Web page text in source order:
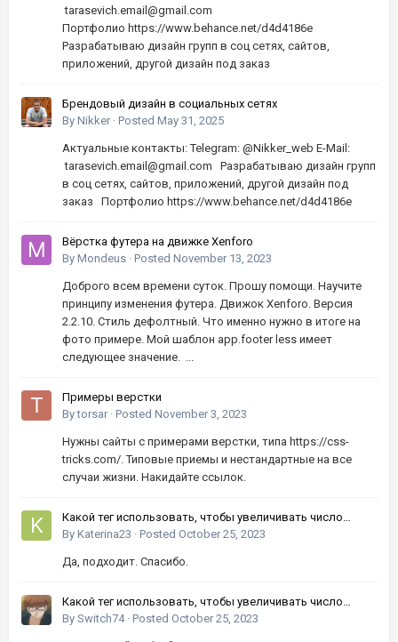
tarasevich.email@gmail.com
Портфолио https://www.behance.net/d4d4186e
Разрабатываю дизайн групп в соц сетях, сайтов,
приложений, другой дизайн под заказ
Брендовый дизайн в социальных сетях
By Nikker · Posted May 31, 2025
Актуальные контакты: Telegram: @Nikker_web E-Mail:
tarasevich.email@gmail.com Разрабатываю дизайн групп
в соц сетях, сайтов, приложений, другой дизайн под
заказ Портфолио https://www.behance.net/d4d4186e
Вёрстка футера на движке Xenforo
By Mondeus · Posted November 13, 2023
Доброго всем времени суток. Прошу помощи. Научите
принципу изменения футера. Движок Xenforo. Версия
2.2.10. Стиль дефолтный. Что именно нужно в итоге на
фото примере. Мой шаблон app.footer less имеет
следующее значение. ...
Примеры верстки
Bytorsar · Posted November 3, 2023
Нужны сайты с примерами верстки, типа https://css-
tricks.com/. Типовые приемы и нестандартные на все
случаи жизни. Накидайте ссылок.
Какой тег использовать, чтобы увеличивать число
кнопками вверх-вниз?
By Katerina23 · Posted October 25, 2023
Да, подходит. Спасибо.
Какой тег использовать, чтобы увеличивать число
кнопками вверх-вниз?
By Switch74· Posted October 25, 2023